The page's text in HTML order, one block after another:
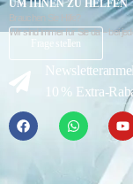
UM IHNEN ZU HELFEN
Brauchen Sie Hilfe?
Wir sind immer für Sie da – bei
Frage stellen
10 % Extra-